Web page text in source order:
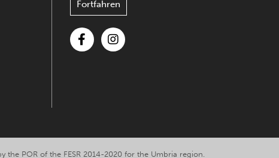
Fortfahren
POR of the FESR 2014-2020 for the Umbria region.